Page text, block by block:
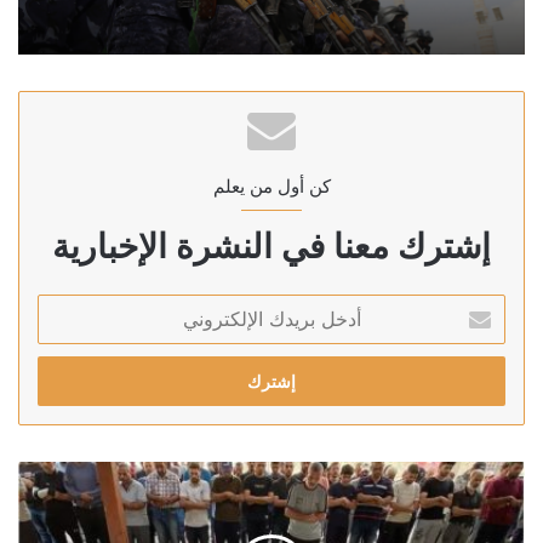
كن أول من يعلم
إشترك معنا في النشرة الإخبارية
بريدك
الإلكتروني